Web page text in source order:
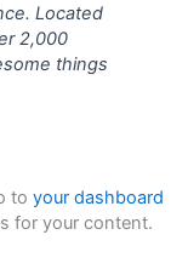
Located
2,000
things
to your dashboard
for your content.